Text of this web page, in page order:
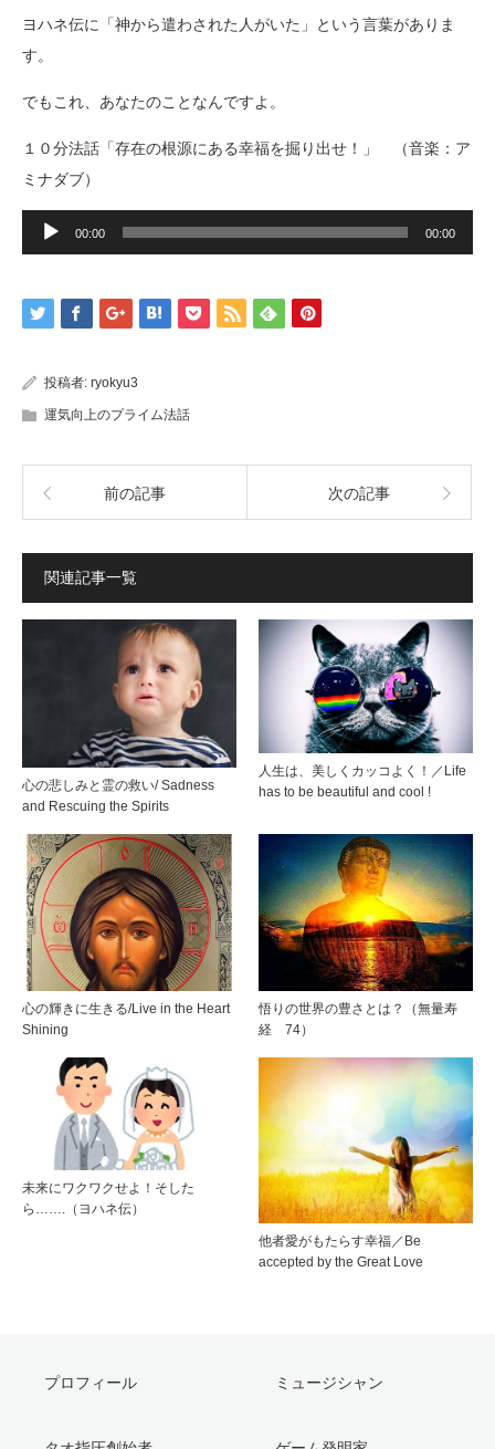
ヨハネ伝に「神から遣わされた人がいた」という言葉がありま
す。
でもこれ、あなたのことなんですよ。
１０分法話「存在の根源にある幸福を掘り出せ！」 （音楽：ア
ミナダブ）
プ
ヤ
ー
00:00 00:00
投稿者: ryokyu3
運気向上のプライム法話
前の記事 次の記事
関連記事一覧
心の悲しみと霊の救い/ Sadness
and Rescuing the Spirits
人生は、美しくカッコよく！／Life
has to be beautiful and cool !
心の輝きに生きる/Live in the Heart
Shining
悟りの世界の豊さとは？（無量寿
経 74）
未来にワクワクせよ！そした
ら…….（ヨハネ伝）
他者愛がもたらす幸福／Be
accepted by the Great Love
プロフィール ミュージシャン